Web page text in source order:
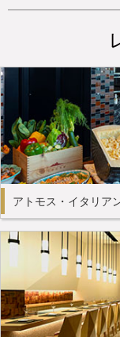
アトモス・イタリア